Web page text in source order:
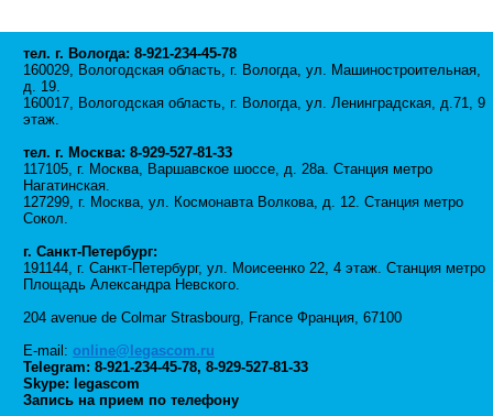
тел. г. Вологда: 8-921-234-45-78
160029, Вологодская область, г. Вологда, ул. Машиностроительная,
д. 19.
160017, Вологодская область, г. Вологда, ул. Ленинградская, д.71, 9
этаж.
тел. г. Москва: 8-929-527-81-33
117105, г. Москва, Варшавское шоссе, д. 28а. Станция метро
Нагатинская.
127299, г. Москва, ул. Космонавта Волкова, д. 12. Станция метро
Сокол.
г. Санкт-Петербург:
191144, г. Санкт-Петербург, ул. Моисеенко 22, 4 этаж. Станция метро
Площадь Александра Невского.
204 avenue de Colmar Strasbourg, France Франция, 67100
E-mail: online@legascom.ru
Telegram: 8-921-234-45-78, 8-929-527-81-33
Skype: legascom
Запись на прием по телефону